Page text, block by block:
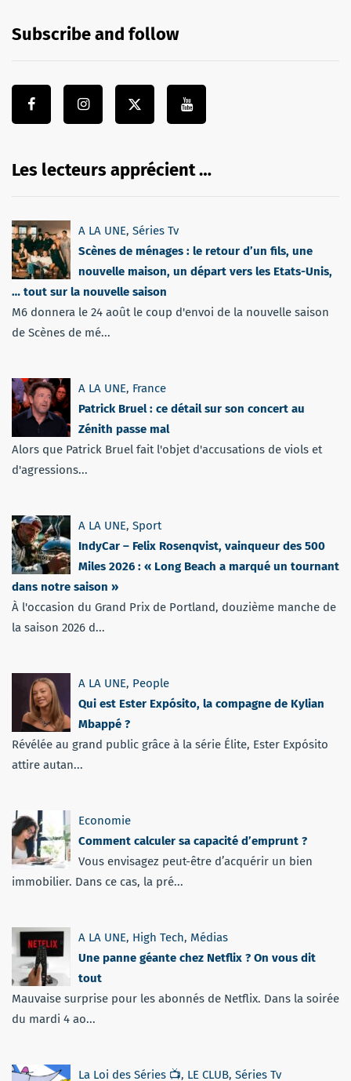
Subscribe and follow
Les lecteurs apprécient …
A LA UNE, Séries Tv
Scènes de ménages : le retour d’un fils, une
nouvelle maison, un départ vers les Etats-Unis,
… tout sur la nouvelle saison
M6 donnera le 24 août le coup d'envoi de la nouvelle saison
de Scènes de mé...
A LA UNE, France
Patrick Bruel : ce détail sur son concert au
Zénith passe mal
Alors que Patrick Bruel fait l'objet d'accusations de viols et
d'agressions...
A LA UNE, Sport
IndyCar – Felix Rosenqvist, vainqueur des 500
Miles 2026 : « Long Beach a marqué un tournant
dans notre saison »
À l'occasion du Grand Prix de Portland, douzième manche de
la saison 2026 d...
A LA UNE, People
Qui est Ester Expósito, la compagne de Kylian
Mbappé ?
Révélée au grand public grâce à la série Élite, Ester Expósito
attire autan...
Economie
Comment calculer sa capacité d’emprunt ?
Vous envisagez peut-être d’acquérir un bien
immobilier. Dans ce cas, la pré...
A LA UNE, High Tech, Médias
Une panne géante chez Netflix ? On vous dit
tout
Mauvaise surprise pour les abonnés de Netflix. Dans la soirée
du mardi 4 ao...
La Loi des Séries 📺, LE CLUB, Séries Tv